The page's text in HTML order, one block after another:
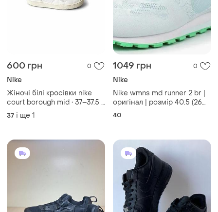
600 грн 0
Nike
Жіночі білі кросівки nike
court borough mid • 37–37.5 •
устілка 23,5 см • ідеальний
стан
37 і ще 1
1049 грн 0
Nike
Nike wmns md runner 2 br |
оригінал | розмір 40.5 (26
см)
40